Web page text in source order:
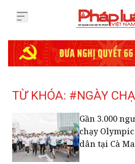
TỪ KHÓA: #NGÀY
Gần 3.000
chạy
dân tại Cà